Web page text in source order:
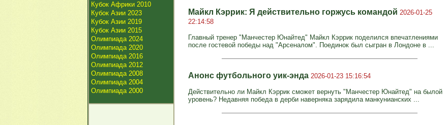
Кубок Африки 2010
Кубок Азии 2023
Кубок Азии 2019
Кубок Азии 2015
Олимпиада 2024
Олимпиада 2020
Олимпиада 2016
Олимпиада 2012
Олимпиада 2008
Олимпиада 2004
Олимпиада 2000
Майкл Кэррик: Я действительно горжусь командой 2026-01-25
22:14:58
Главный тренер "Манчестер Юнайтед" Майкл Кэррик поделился впечатлениями
после гостевой победы над "Арсеналом". Поединок был сыгран в Лондоне в ...
Анонс футбольного уик-энда 2026-01-23 15:16:54
Действительно ли Майкл Кэррик сможет вернуть "Манчестер Юнайтед" на былой
уровень? Недавняя победа в дерби наверняка зарядила манкунианских ...